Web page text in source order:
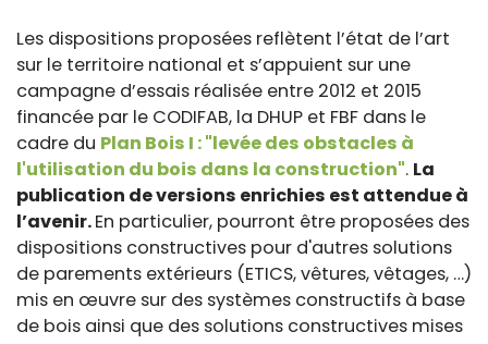
Les dispositions proposées reflètent l’état de l’art
sur le territoire national et s’appuient sur une
campagne d’essais réalisée entre 2012 et 2015
financée par le CODIFAB, la DHUP et FBF dans le
cadre du Plan Bois I : "levée des obstacles à
l'utilisation du bois dans la construction". La
publication de versions enrichies est attendue à
l’avenir.En particulier, pourront être proposées des
dispositions constructives pour d'autres solutions
de parements extérieurs (ETICS, vêtures, vêtages, …)
mis en œuvre sur des systèmes constructifs à base
de bois ainsi que des solutions constructives mises